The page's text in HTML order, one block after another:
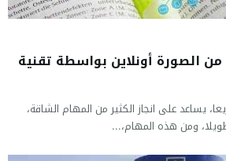
الصورة أونلاين بواسطة تقنية
يساعد على انجاز الكثير من المهام الشاقة،
ومن هذه المهام،...